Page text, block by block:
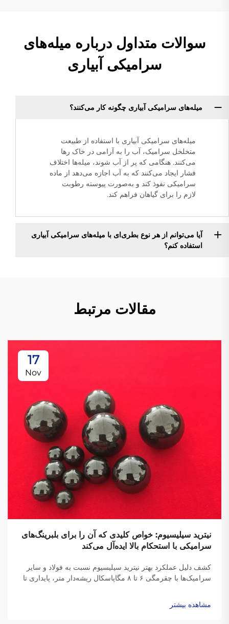
سوالات متداول درباره میله‌های
سرامیکی آبیاری
میله‌های سرامیکی آبیاری چگونه کار می‌کنند؟
میله‌های سرامیکی آبیاری با استفاده از طبیعت
متخلخل سرامیک، آب را به آرامی در خاک رها
می‌کنند. هنگامی که پر از آب شوند، میله‌ها اختلاف
فشار ایجاد می‌کنند که به آب اجازه می‌دهد از ماده
سرامیکی نفوذ کند و به‌صورت پیوسته رطوبت
لازم را برای گیاهان فراهم کند.
آیا می‌توانم از هر نوع بطری‌ای با میله‌های سرامیکی آبیاری
استفاده کنم؟
مقالات مرتبط
17
Nov
نیترید سیلیسیوم: خواص کلیدی که آن را برای بلبرینگ‌های
سرامیکی با استحکام بالا ایده‌آل می‌کند
کشف دلیل عملکرد بهتر نیترید سیلیسیوم نسبت به فولاد و سایر
سرامیک‌ها با چقرمگی ۶ تا ۸ مگاپاسکال ریشه‌دار متر، پایداری تا
اطلاعات بیشتر.
مشاهده بیشتر